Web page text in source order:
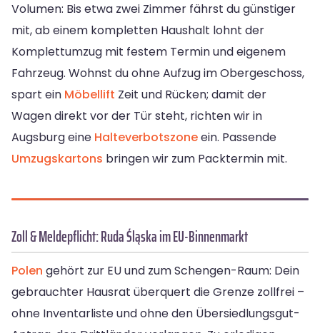
Volumen: Bis etwa zwei Zimmer fährst du günstiger
mit, ab einem kompletten Haushalt lohnt der
Komplettumzug mit festem Termin und eigenem
Fahrzeug. Wohnst du ohne Aufzug im Obergeschoss,
spart ein Möbellift Zeit und Rücken; damit der
Wagen direkt vor der Tür steht, richten wir in
Augsburg eine Halteverbotszoneein. Passende
Umzugskartons bringen wir zum Packtermin mit.
Zoll & Meldepflicht: Ruda Śląska im EU-Binnenmarkt
Polen gehört zur EU und zum Schengen-Raum: Dein
gebrauchter Hausrat überquert die Grenze zollfrei –
ohne Inventarliste und ohne den Übersiedlungsgut-